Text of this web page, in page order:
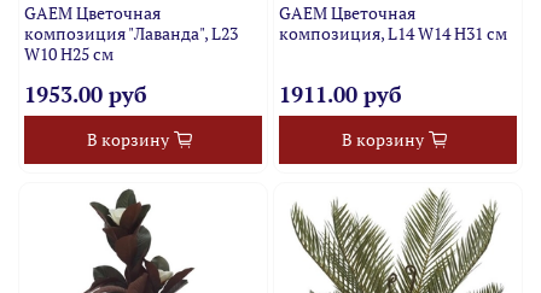
GAEM Цветочная
композиция "Лаванда", L23
W10 H25 см
1953.00 руб
В корзину
GAEM Цветочная
композиция, L14 W14 H31 см
1911.00 руб
В корзину